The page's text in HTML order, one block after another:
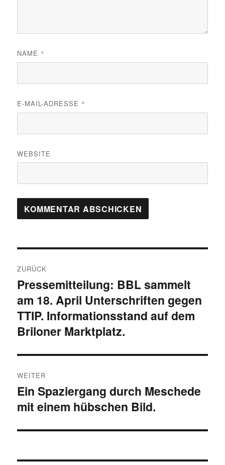
NAME *
E-MAIL-ADRESSE *
WEBSITE
ZURÜCK
Vorheriger
Beitrag:
Pressemitteilung: BBL sammelt
am 18. April Unterschriften gegen
TTIP. Informationsstand auf dem
Briloner Marktplatz.
WEITER
Nächster
Beitrag:
Ein Spaziergang durch Meschede
mit einem hübschen Bild.